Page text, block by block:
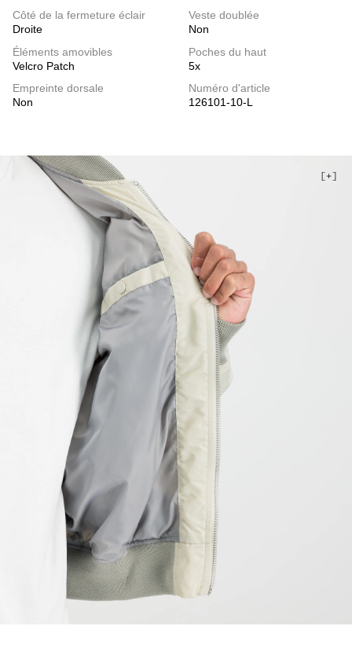
Côté de la fermeture éclair
Droite
Veste doublée
Non
Éléments amovibles
Velcro Patch
Poches du haut
5x
Empreinte dorsale
Non
Numéro d'article
126101-10-L